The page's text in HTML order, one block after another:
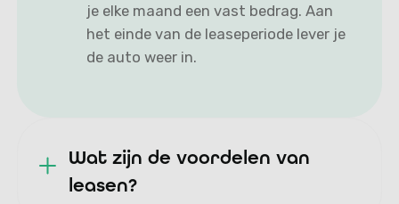
je elke maand een vast bedrag. Aan
het einde van de leaseperiode lever je
de auto weer in.
Wat zijn de voordelen van
leasen?